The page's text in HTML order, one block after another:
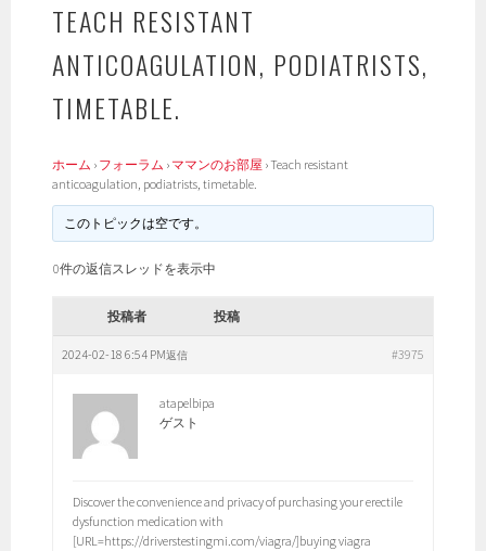
TEACH RESISTANT
ANTICOAGULATION, PODIATRISTS,
TIMETABLE.
ホーム › フォーラム › ママンのお部屋 ›Teach resistant
anticoagulation, podiatrists, timetable.
このトピックは空です。
0件の返信スレッドを表示中
投稿者 投稿
2024-02-18 6:54 PM #3975
返信
atapelbipa
ゲスト
Discover the convenience and privacy of purchasing your erectile
dysfunction medication with
[URL=https://driverstestingmi.com/viagra/]buying viagra